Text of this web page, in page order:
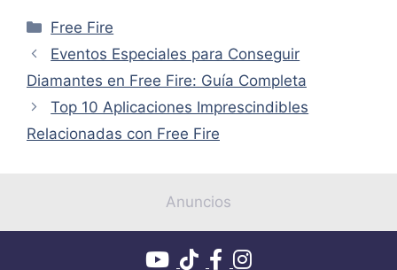
Categorías
Free Fire
Eventos Especiales para Conseguir
Diamantes en Free Fire: Guía Completa
Top 10 Aplicaciones Imprescindibles
Relacionadas con Free Fire
Anuncios